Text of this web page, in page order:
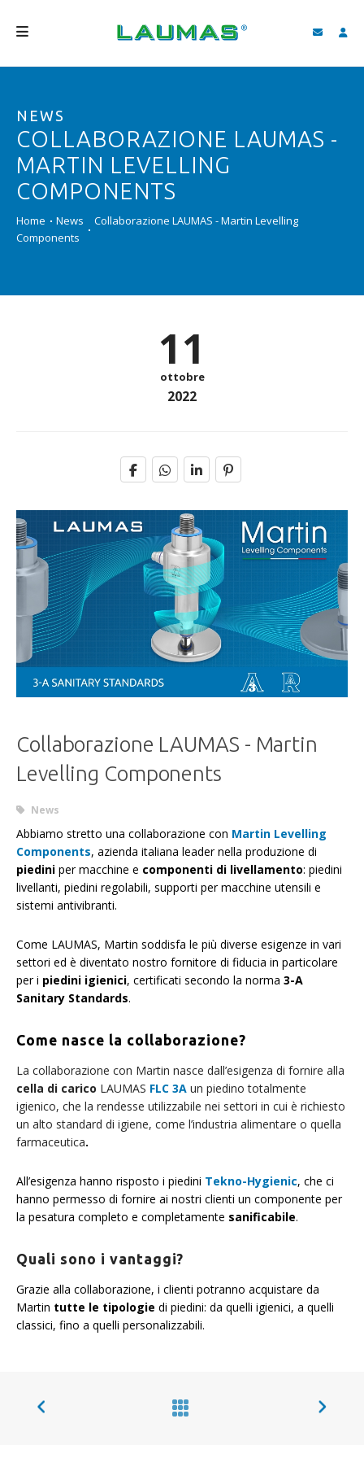
PRODOTTI
SERVIZI
ASSISTENZA E DOWNLOAD
VIDEO
NEWS
COLLABORAZIONE LAUMAS -
MARTIN LEVELLING
COMPONENTS
Home News
Collaborazione LAUMAS - Martin Levelling
Components
11
ottobre
2022
Collaborazione LAUMAS - Martin
Levelling Components
News
Abbiamo stretto una collaborazione con Martin Levelling
Components, azienda italiana leader nella produzione di
piedini per macchine e componenti di livellamento: piedini
livellanti, piedini regolabili, supporti per macchine utensili e
sistemi antivibranti.
Come LAUMAS, Martin soddisfa le più diverse esigenze in vari
settori ed è diventato nostro fornitore di fiducia in particolare
per i piedini igienici, certificati secondo la norma 3-A
Sanitary Standards.
Come nasce la collaborazione?
La collaborazione con Martin nasce dall’esigenza di fornire alla
cella di carico LAUMAS FLC 3A un piedino totalmente
igienico, che la rendesse utilizzabile nei settori in cui è richiesto
un alto standard di igiene, come l’industria alimentare o quella
farmaceutica.
All’esigenza hanno risposto i piedini Tekno-Hygienic, che ci
hanno permesso di fornire ai nostri clienti un componente per
la pesatura completo e completamente sanificabile.
Quali sono i vantaggi?
Grazie alla collaborazione, i clienti potranno acquistare da
Martin tutte le tipologie di piedini: da quelli igienici, a quelli
classici, fino a quelli personalizzabili.